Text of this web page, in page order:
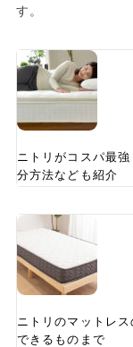
す。
ニトリがコスパ最
分方法なども紹介
ニトリのマットレ
できるものまで